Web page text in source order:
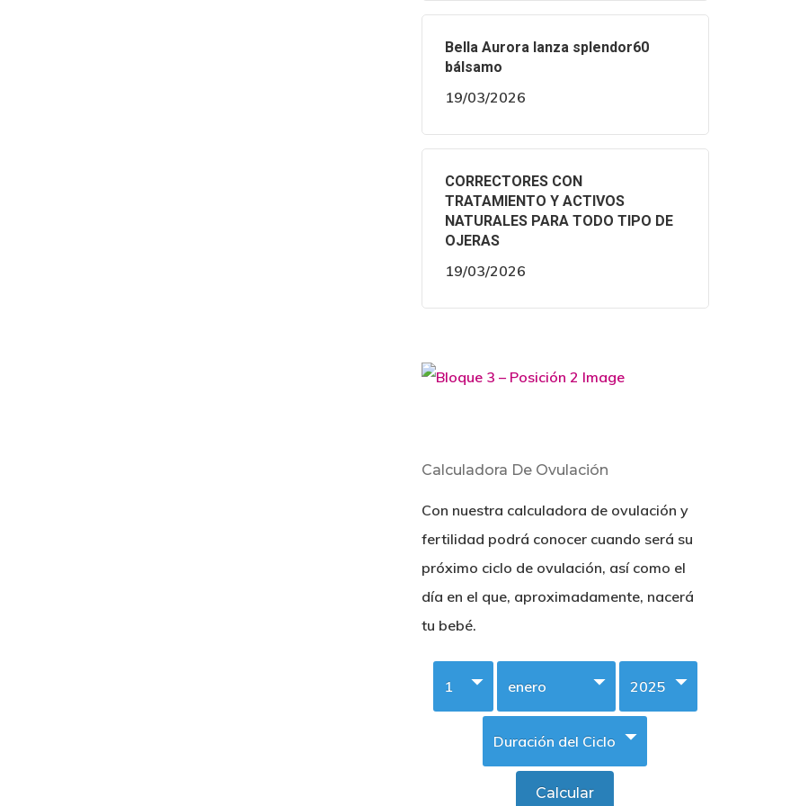
Bella Aurora lanza splendor60
bálsamo
19/03/2026
CORRECTORES CON
TRATAMIENTO Y ACTIVOS
NATURALES PARA TODO TIPO DE
OJERAS
19/03/2026
Calculadora De Ovulación
Con nuestra calculadora de ovulación y
fertilidad podrá conocer cuando será su
próximo ciclo de ovulación, así como el
día en el que, aproximadamente, nacerá
tu bebé.